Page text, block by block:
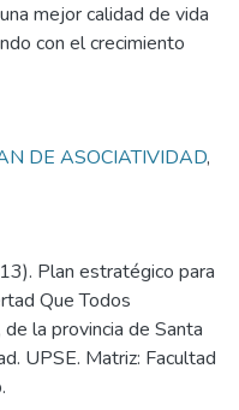
mejor calidad de vida
con el crecimiento
DE ASOCIATIVIDAD,
Plan estratégico para
Que Todos
la provincia de Santa
UPSE. Matriz: Facultad